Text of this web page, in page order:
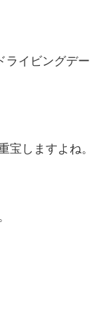
ライビングデー
宝しますよね。